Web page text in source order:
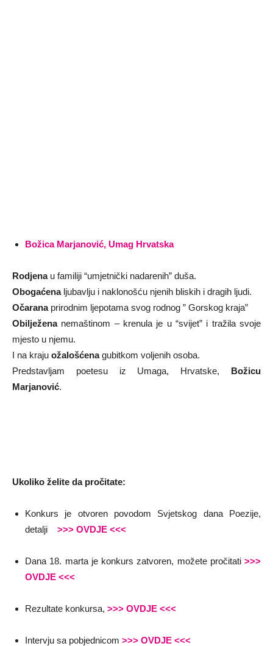
Božica Marjanović, Umag Hrvatska
Rodjenau familiji “umjetnički nadarenih” duša.
Obogaćenaljubavlju i naklonošću njenih bliskih i dragih ljudi.
Očaranaprirodnim ljepotama svog rodnog ” Gorskog kraja”
Obilježenanemaštinom – krenula je u “svijet” i tražila svoje
mjesto u njemu.
I na kraju ožalošćenagubitkom voljenih osoba.
Predstavljam poetesu iz Umaga, Hrvatske, Božicu
Marjanović.
Ukoliko želite da pročitate:
Konkurs je otvoren povodom Svjetskog dana Poezije,
detalji >>> OVDJE <<<
Dana 18. marta je konkurs zatvoren, možete pročitati>>>
OVDJE <<<
Rezultate konkursa, >>> OVDJE <<<
Intervju sa pobjednicom >>> OVDJE <<<